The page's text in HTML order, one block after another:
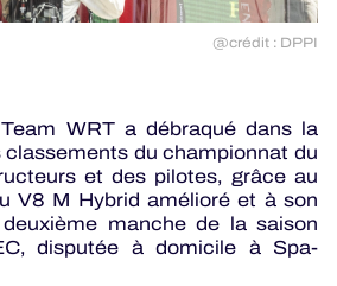
@crédit : DPPI
WRT a débraqué dans la
du championnat du
et des pilotes, grâce au
V8 M Hybrid amélioré et à son
manche de la saison
disputée à domicile à Spa-